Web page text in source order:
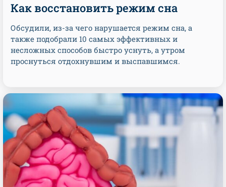
Как восстановить режим сна
Обсудили, из-за чего нарушается режим сна, а
также подобрали 10 самых эффективных и
несложных способов быстро уснуть, а утром
проснуться отдохнувшим и выспавшимся.